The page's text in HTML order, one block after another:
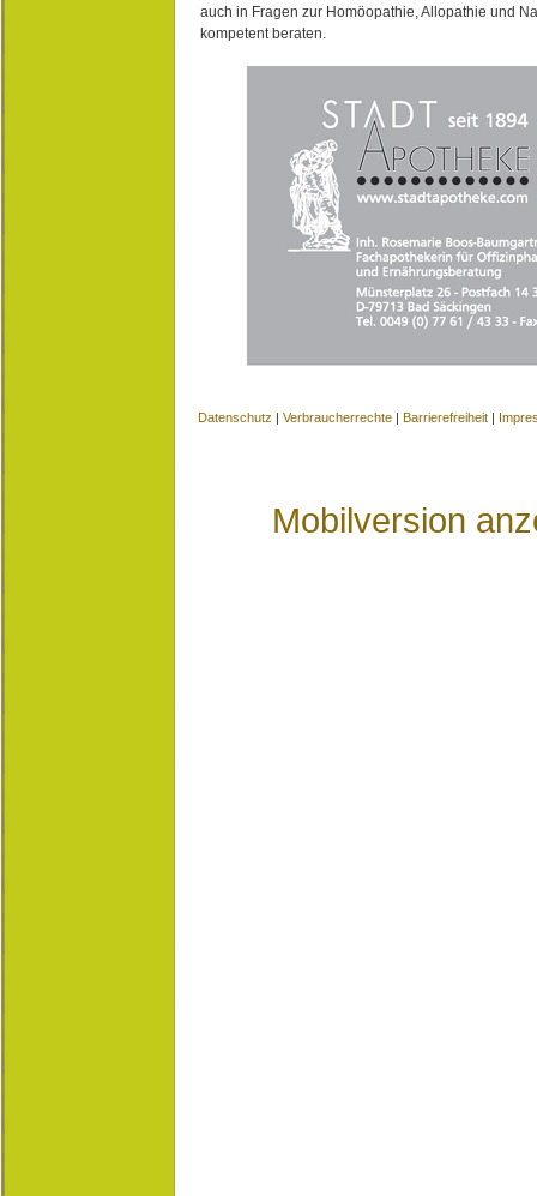
auch in Fragen zur Homöopathie, Allopathie und
kompetent beraten.
Datenschutz | Verbraucherrechte | Barrierefreiheit |
Mobilversion